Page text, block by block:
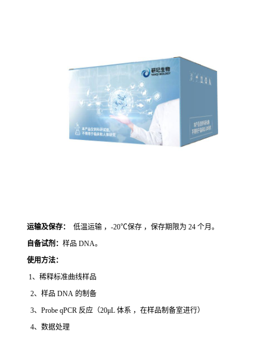
运输及保存：
低温运输 ，-20℃保存 ，保存期限为 24 个月。
自备试剂： 样品 DNA。
使用方法：
1、稀释标准曲线样品
2、样品 DNA 的制备
3、Probe qPCR 反应（20μL 体系 ，在样品制备室进行）
4、数据处理